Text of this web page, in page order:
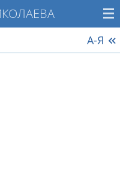
А-Я